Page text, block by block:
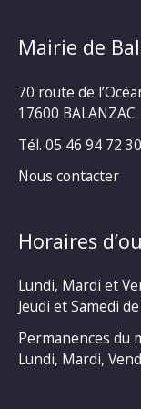
Mairie de
70 route de
17600 BALANZAC
Tél. 05 46 94 72 30
Nous contacter
Horaires
Lundi, Mardi et
Jeudi et Samedi
Permanences du
Lundi, Mardi,